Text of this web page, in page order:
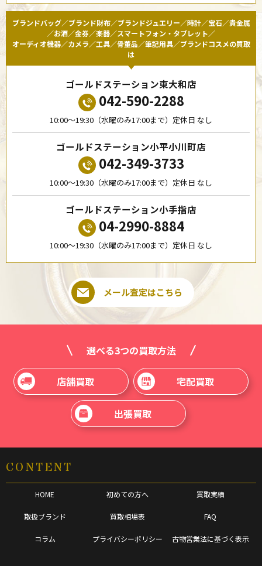
ブランドバッグ／ブランド財布／ブランドジュエリー／時計／宝石／貴金属
／お酒／金券／楽器／スマートフォン・タブレット／
オーディオ機器／カメラ／工具／骨董品／筆記用具／ブランドコスメの買取
は
ゴールドステーション東大和店
042-590-2288
10:00〜19:30（水曜のみ17:00まで）定休日 なし
ゴールドステーション小平小川町店
042-349-3733
10:00〜19:30（水曜のみ17:00まで）定休日 なし
ゴールドステーション小手指店
04-2990-8884
10:00〜19:30（水曜のみ17:00まで）定休日 なし
メール査定はこちら
選べる3つの買取方法
店舗買取 宅配買取
出張買取
CONTENT
HOME 初めての方へ 買取実績
取扱ブランド 買取相場表 FAQ
コラム プライバシーポリシー 古物営業法に基づく表示